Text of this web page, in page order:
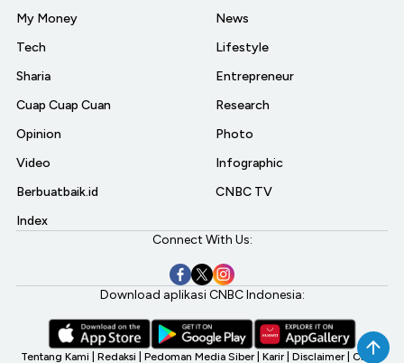
My Money
Tech
Sharia
Cuap Cuap Cuan
Opinion
Video
Berbuatbaik.id
Index
News
Lifestyle
Entrepreneur
Research
Photo
Infographic
CNBC TV
Connect With Us:
Download aplikasi CNBC Indonesia:
Tentang Kami Redaksi Pedoman Media Siber Karir Disclaimer CNBC